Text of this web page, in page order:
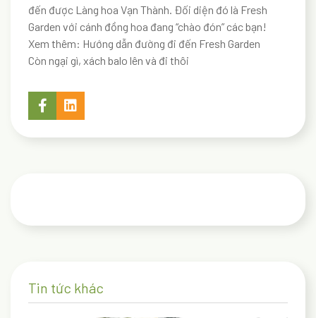
đến được Làng hoa Vạn Thành. Đối diện đó là Fresh
Garden với cánh đồng hoa đang “chào đón” các bạn!
Xem thêm: Hướng dẫn đường đi đến Fresh Garden
Còn ngại gì, xách balo lên và đi thôi
Tin tức khác